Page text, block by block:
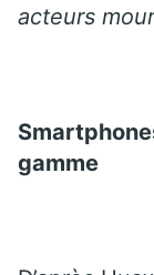
acteurs
gamme